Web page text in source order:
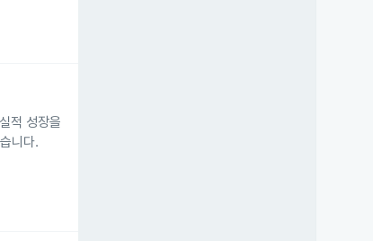
적 성장을
니다.